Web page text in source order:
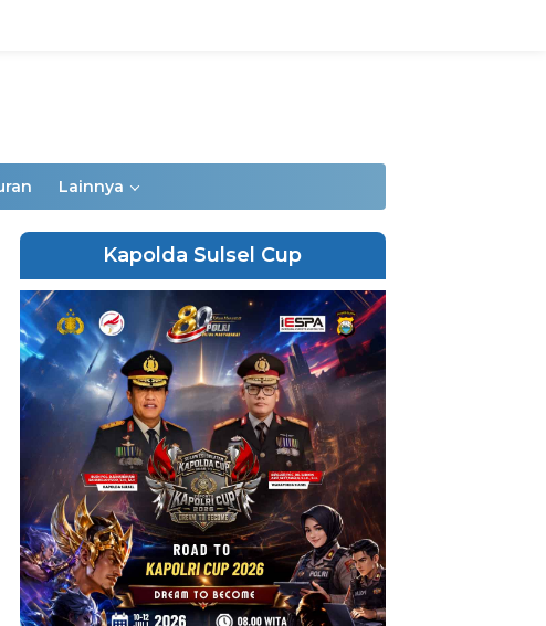
Lainnya
Kapolda Sulsel Cup